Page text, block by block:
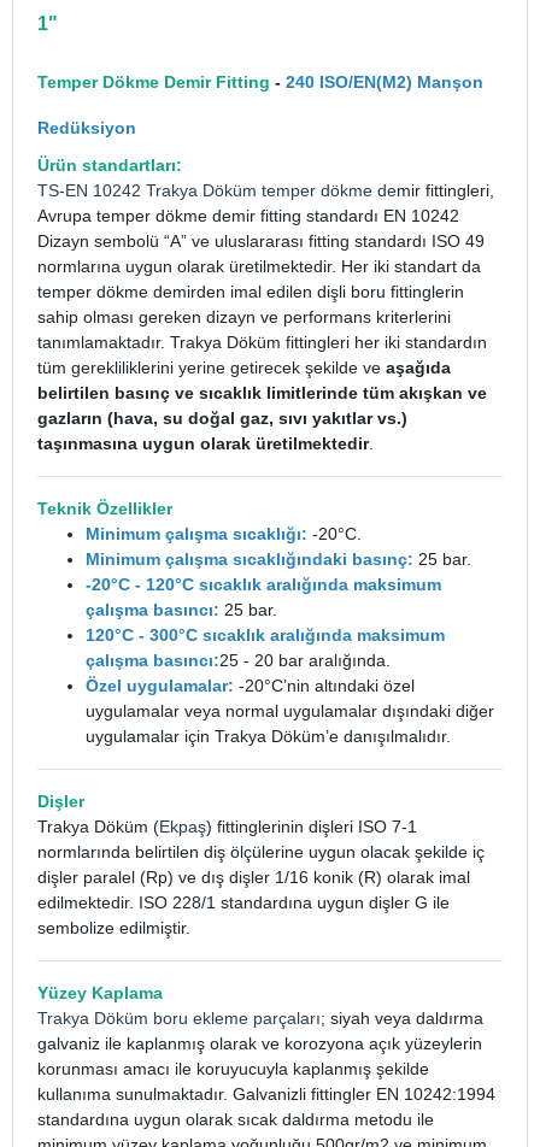
1"
Temper Dökme Demir Fitting - 240 ISO/EN(M2) Manşon
Redüksiyon
Ürün standartları:
TS-EN 10242 Trakya Döküm temper dökme demir fittingleri,
Avrupa temper dökme demir fitting standardı EN 10242
Dizayn sembolü “A” ve uluslararası fitting standardı ISO 49
normlarına uygun olarak üretilmektedir. Her iki standart da
temper dökme demirden imal edilen dişli boru fittinglerin
sahip olması gereken dizayn ve performans kriterlerini
tanımlamaktadır. Trakya Döküm fittingleri her iki standardın
tüm gerekliliklerini yerine getirecek şekilde ve aşağıda
belirtilen basınç ve sıcaklık limitlerinde tüm akışkan ve
gazların (hava, su doğal gaz, sıvı yakıtlar vs.)
taşınmasına uygun olarak üretilmektedir.
Teknik Özellikler
Minimum çalışma sıcaklığı: -20°C.
Minimum çalışma sıcaklığındaki basınç: 25 bar.
-20°C - 120°C sıcaklık aralığında maksimum
çalışma basıncı: 25 bar.
120°C - 300°C sıcaklık aralığında maksimum
çalışma basıncı:25 - 20 bar aralığında.
Özel uygulamalar: -20°C’nin altındaki özel
uygulamalar veya normal uygulamalar dışındaki diğer
uygulamalar için Trakya Döküm’e danışılmalıdır.
Dişler
Trakya Döküm (Ekpaş) fittinglerinin dişleri ISO 7-1
normlarında belirtilen diş ölçülerine uygun olacak şekilde iç
dişler paralel (Rp) ve dış dişler 1/16 konik (R) olarak imal
edilmektedir. ISO 228/1 standardına uygun dişler G ile
sembolize edilmiştir.
Yüzey Kaplama
Trakya Döküm boru ekleme parçaları; siyah veya daldırma
galvaniz ile kaplanmış olarak ve korozyona açık yüzeylerin
korunması amacı ile koruyucuyla kaplanmış şekilde
kullanıma sunulmaktadır. Galvanizli fittingler EN 10242:1994
standardına uygun olarak sıcak daldırma metodu ile